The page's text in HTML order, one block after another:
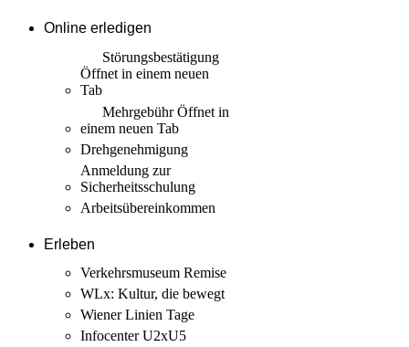
Online erledigen
Störungs­bestätigung
Öffnet in einem neuen
Tab
MehrgebührÖffnet in
einem neuen Tab
Drehgenehmigung
Anmeldung zur
Sicherheits­schulung
Arbeits­übereinkommen
Erleben
Verkehrsmuseum Remise
WLx: Kultur, die bewegt
Wiener Linien Tage
Infocenter U2xU5